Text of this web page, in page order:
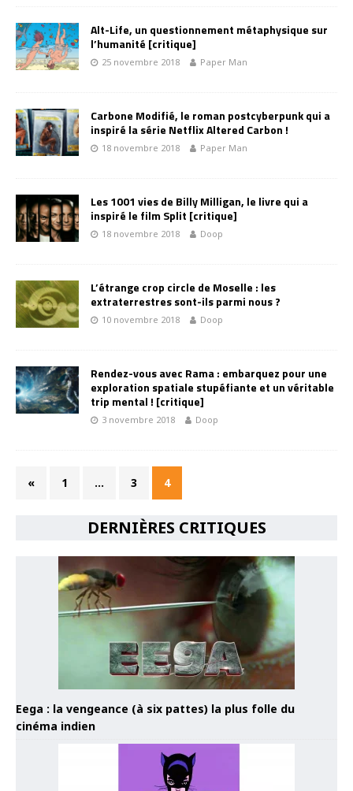
Alt-Life, un questionnement métaphysique sur
l’humanité [critique]
25 novembre 2018 Paper Man
Carbone Modifié, le roman postcyberpunk qui a
inspiré la série Netflix Altered Carbon !
18 novembre 2018 Paper Man
Les 1001 vies de Billy Milligan, le livre qui a
inspiré le film Split [critique]
18 novembre 2018 Doop
L’étrange crop circle de Moselle : les
extraterrestres sont-ils parmi nous ?
10 novembre 2018 Doop
Rendez-vous avec Rama : embarquez pour une
exploration spatiale stupéfiante et un véritable
trip mental ! [critique]
3 novembre 2018 Doop
« 1 … 3 4
DERNIÈRES CRITIQUES
Eega : la vengeance (à six pattes) la plus folle du
cinéma indien